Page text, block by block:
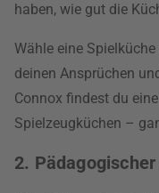
haben, wie gut die
Wähle eine
deinen Ansprüchen
Connox findest du
Spielzeugküchen –
2.